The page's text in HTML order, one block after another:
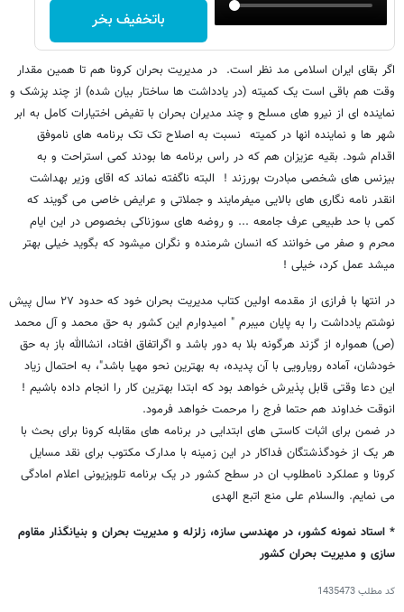
باتخفیف بخر
اگر بقای ایران اسلامی مد نظر است. در مدیریت بحران کرونا هم تا همین مقدار
وقت هم باقی است یک کمیته (در یادداشت ها ساختار بیان شده) از چند پزشک و
نماینده ای از نیرو های مسلح و چند مدیران بحران با تفیض اختیارات کامل به ابر
شهر ها و نماینده انها در کمیته نسبت به اصلاح تک تک برنامه های ناموفق
اقدام شود. بقیه عزیزان هم که در راس برنامه ها بودند کمی استراحت و به
بیزنس های شخصی مبادرت بورزند ! البته ناگفته نماند که اقای وزیر بهداشت
انقدر نامه نگاری های بالایی میفرمایند و جملاتی و عرایض خاصی می گویند که
کمی با حد طبیعی عرف جامعه ... و روضه های سوزناکی بخصوص در این ایام
محرم و صفر می خوانند که انسان شرمنده و نگران میشود که بگوید خیلی بهتر
میشد عمل کرد، خیلی !
در انتها با فرازی از مقدمه اولین کتاب مدیریت بحران خود که حدود ٢٧ سال پیش
نوشتم یادداشت را به پایان میبرم " امیدوارم این کشور به حق محمد و آل محمد
(ص) همواره از گزند هرگونه بلا به دور باشد و اگراتفاق افتاد، انشاالله باز به‌ حق
خودشان، آماده رویارویی با آن پدیده، به بهترین نحو مهیا باشد"، به احتمال زیاد
این دعا وقتی قابل پذیرش خواهد بود که ابتدا بهترین کار را انجام داده باشیم !
انوقت خداوند هم حتما فرج را مرحمت خواهد فرمود.
در ضمن برای اثبات کاستی های ابتدایی در برنامه های مقابله کرونا برای بحث با
هر یک از خودگذشتگان فداکار در این زمینه با مدارک مکتوب برای نقد مسایل
کرونا و عملکرد نامطلوب ان در سطح کشور در یک برنامه تلویزیونی اعلام امادگی
می نمایم. والسلام علی منع اتبع الهدی
* استاد نمونه کشور، در مهندسی سازه، زلزله و مدیریت بحران و بنیانگذار مقاوم
سازی و مدیریت بحران کشور
کد مطلب1435473